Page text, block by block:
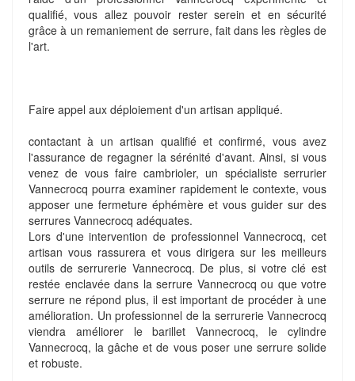
qualifié, vous allez pouvoir rester serein et en sécurité
grâce à un remaniement de serrure, fait dans les règles de
l'art.
Faire appel aux déploiement d'un artisan appliqué.
contactant à un artisan qualifié et confirmé, vous avez
l'assurance de regagner la sérénité d'avant. Ainsi, si vous
venez de vous faire cambrioler, un spécialiste serrurier
Vannecrocq pourra examiner rapidement le contexte, vous
apposer une fermeture éphémère et vous guider sur des
serrures Vannecrocq adéquates.
Lors d'une intervention de professionnel Vannecrocq, cet
artisan vous rassurera et vous dirigera sur les meilleurs
outils de serrurerie Vannecrocq. De plus, si votre clé est
restée enclavée dans la serrure Vannecrocq ou que votre
serrure ne répond plus, il est important de procéder à une
amélioration. Un professionnel de la serrurerie Vannecrocq
viendra améliorer le barillet Vannecrocq, le cylindre
Vannecrocq, la gâche et de vous poser une serrure solide
et robuste.